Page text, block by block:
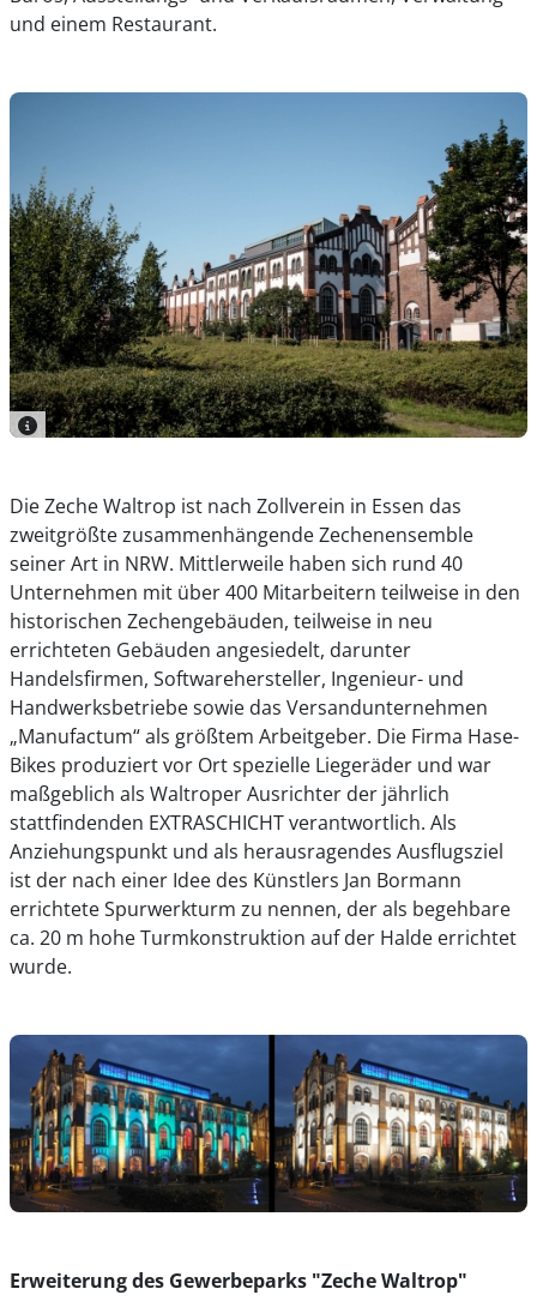
und einem Restaurant.
Die Zeche Waltrop ist nach Zollverein in Essen das
zweitgrößte zusammenhängende Zechenensemble
seiner Art in NRW. Mittlerweile haben sich rund 40
Unternehmen mit über 400 Mitarbeitern teilweise in den
historischen Zechengebäuden, teilweise in neu
errichteten Gebäuden angesiedelt, darunter
Handelsfirmen, Softwarehersteller, Ingenieur- und
Handwerksbetriebe sowie das Versandunternehmen
„Manufactum“ als größtem Arbeitgeber. Die Firma Hase-
Bikes produziert vor Ort spezielle Liegeräder und war
maßgeblich als Waltroper Ausrichter der jährlich
stattfindenden EXTRASCHICHT verantwortlich. Als
Anziehungspunkt und als herausragendes Ausflugsziel
ist der nach einer Idee des Künstlers Jan Bormann
errichtete Spurwerkturm zu nennen, der als begehbare
ca. 20 m hohe Turmkonstruktion auf der Halde errichtet
wurde.
Erweiterung des Gewerbeparks "Zeche Waltrop"